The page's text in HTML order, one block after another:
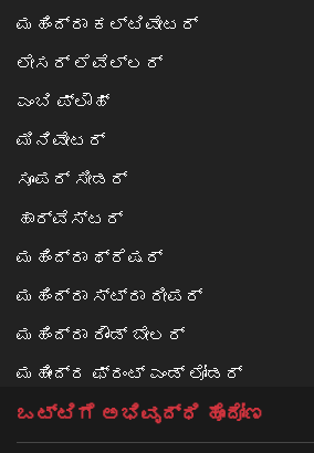
ಮಹಿಂದ್ರಾ ಕಲ್ಟಿವೇಟರ್
ಲೇಸರ್ ಲೆವೆಲ್ಲರ್
ಎಂಬಿ ಪ್ಲೌಹ್
ಮಿನಿವೇಟರ್
ಸೂಪರ್ ಸೀಡರ್
ಹಾರ್ವೆಸ್ಟರ್
ಮಹಿಂದ್ರಾ ಥ್ರೆಷರ್
ಮಹಿಂದ್ರಾ ಸ್ಟ್ರಾ ರೀಪರ್
ಮಹಿಂದ್ರಾ ರೌಂಡ್ ಬೇಲರ್
ಮಹೀಂದ್ರ ಫ್ರಂಟ್ ಎಂಡ್ ಲೋಡರ್
ಒಟ್ಟಿಗೆ ಅಭಿವೃದ್ಧಿ ಹೊಂದೋಣ